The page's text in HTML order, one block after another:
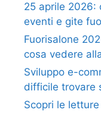
25 aprile 2026:
eventi e gite
Fuorisalone
cosa vedere
Sviluppo e-
difficile trovare
Scopri le